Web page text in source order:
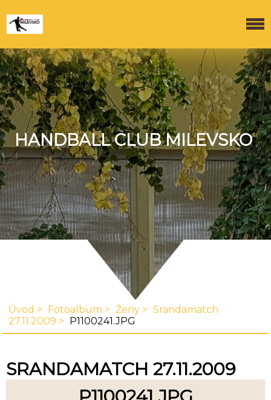
HANDBALL CLUB MILEVSKO
Úvod Fotoalbum Ženy
Srandamatch
27.11.2009
P1100241.JPG
SRANDAMATCH 27.11.2009